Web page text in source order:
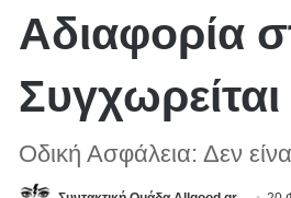
Αδιαφορία
Συγχωρείται
Οδική Ασφάλεια: Δεν